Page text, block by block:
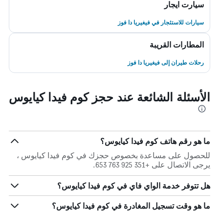
سيارت ايجار
سيارات للاستئجار في فيغيريا دا فوز
المطارات القريبة
رحلات طيران إلى فيغيريا دا فوز
الأسئلة الشائعة عند حجز كوم فيدا كيايوس
ما هو رقم هاتف كوم فيدا كيايوس؟
للحصول على مساعدة بخصوص حجزك في كوم فيدا كيايوس ،
يرجى الاتصال على +351 925 763 653.
هل تتوفر خدمة الواي فاي في كوم فيدا كيايوس؟
ما هو وقت تسجيل المغادرة في كوم فيدا كيايوس؟